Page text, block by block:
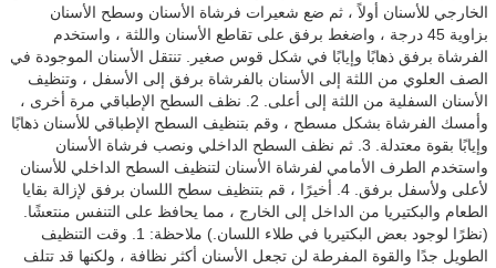
الخارجي للأسنان أولاً ، ثم ضع شعيرات فرشاة الأسنان وسطح الأسنان
بزاوية 45 درجة ، واضغط برفق على تقاطع الأسنان واللثة ، واستخدم
الفرشاة برفق ذهابًا وإيابًا في شكل قوس صغير. تنتقل الأسنان الموجودة في
الصف العلوي من اللثة إلى الأسنان بالفرشاة برفق إلى الأسفل ، وتنظيف
الأسنان السفلية من اللثة إلى أعلى. 2. نظف السطح الإطباقي مرة أخرى ،
وأمسك الفرشاة بشكل مسطح ، وقم بتنظيف السطح الإطباقي للأسنان ذهابًا
وإيابًا بقوة معتدلة. 3. ثم نظف السطح الداخلي ونصب فرشاة الأسنان
واستخدم الطرف الأمامي لفرشاة الأسنان لتنظيف السطح الداخلي للأسنان
لأعلى ولأسفل برفق. 4. أخيرًا ، قم بتنظيف سطح اللسان برفق لإزالة بقايا
الطعام والبكتيريا من الداخل إلى الخارج ، مما يحافظ على التنفس منتعشًا.
(نظرًا لوجود بعض البكتيريا في طلاء اللسان.) ملاحظة: 1. وقت التنظيف
الطويل جدًا والقوة المفرطة لن تجعل الأسنان أكثر نظافة ، ولكنها قد تتلف